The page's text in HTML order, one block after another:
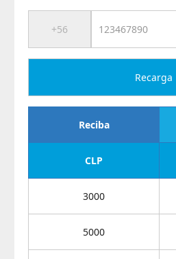
Recarga
Reciba
CLP
3000
5000